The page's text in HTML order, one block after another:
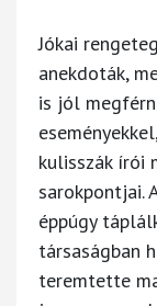
Jókai
anekdoták,
is jól
kulisszák írói
sarokpontjai.
éppúgy
társaságban
teremtette